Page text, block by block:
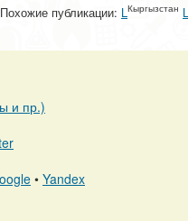
Похожие публикации: L Кыргызстан L
и пр.)
• Yandex